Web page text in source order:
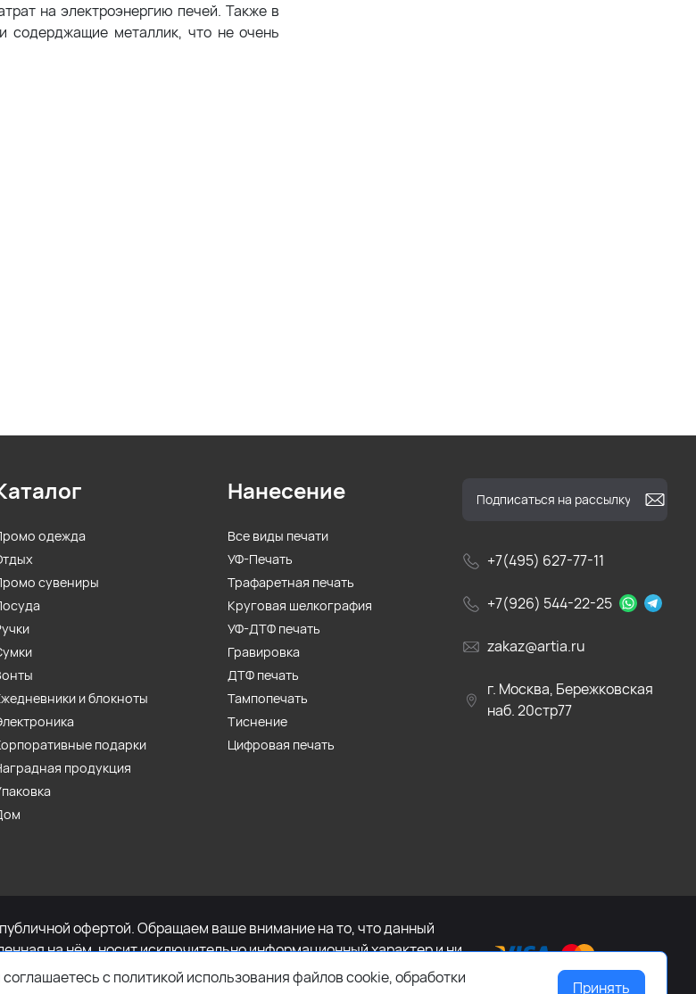
на электроэнергию печей. Также в
содерджащие металлик, что не очень
+7(495) 627-77-11
+7(926) 544-22-25
zakaz@artia.ru
г. Москва, Бережковская
наб. 20стр77
одежда
сувениры
и блокноты
подарки
продукция
Нанесение
Все виды печати
УФ-Печать
Трафаретная печать
Круговая шелкография
УФ-ДТФ печать
Гравировка
ДТФ печать
Тампопечать
Тиснение
Цифровая печать
офертой. Обращаем ваше внимание на то, что данный
на нём, носит исключительно информационный характер и ни
Статьи 437 Гражданского кодекса Российской Федерации.
с политикой использования файлов cookie, обработки
Принять